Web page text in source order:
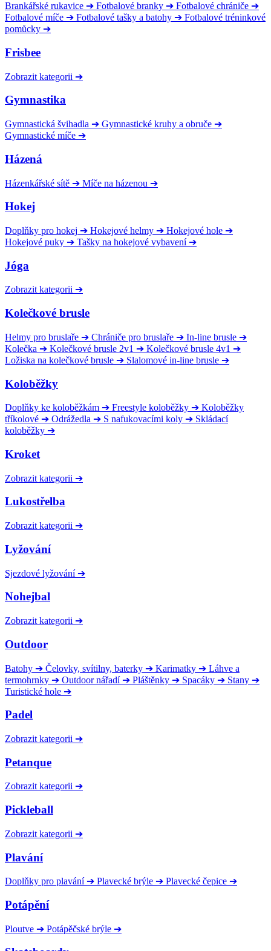
Brankářské rukavice ➔ Fotbalové branky ➔ Fotbalové chrániče ➔
Fotbalové míče ➔ Fotbalové tašky a batohy ➔ Fotbalové tréninkové
pomůcky ➔
Frisbee
Zobrazit kategorii ➔
Gymnastika
Gymnastická švihadla ➔ Gymnastické kruhy a obruče ➔
Gymnastické míče ➔
Házená
Házenkářské sítě ➔ Míče na házenou ➔
Hokej
Doplňky pro hokej ➔ Hokejové helmy ➔ Hokejové hole ➔
Hokejové puky ➔ Tašky na hokejové vybavení ➔
Jóga
Zobrazit kategorii ➔
Kolečkové brusle
Helmy pro bruslaře ➔ Chrániče pro bruslaře ➔ In-line brusle ➔
Kolečka ➔ Kolečkové brusle 2v1 ➔ Kolečkové brusle 4v1 ➔
Ložiska na kolečkové brusle ➔ Slalomové in-line brusle ➔
Koloběžky
Doplňky ke koloběžkám ➔ Freestyle koloběžky ➔ Koloběžky
tříkolové ➔ Odrážedla ➔ S nafukovacími koly ➔ Skládací
koloběžky ➔
Kroket
Zobrazit kategorii ➔
Lukostřelba
Zobrazit kategorii ➔
Lyžování
Sjezdové lyžování ➔
Nohejbal
Zobrazit kategorii ➔
Outdoor
Batohy ➔ Čelovky, svítilny, baterky ➔ Karimatky ➔ Láhve a
termohrnky ➔ Outdoor nářadí ➔ Pláštěnky ➔ Spacáky ➔ Stany ➔
Turistické hole ➔
Padel
Zobrazit kategorii ➔
Petanque
Zobrazit kategorii ➔
Pickleball
Zobrazit kategorii ➔
Plavání
Doplňky pro plavání ➔ Plavecké brýle ➔ Plavecké čepice ➔
Potápění
Ploutve ➔ Potápěčské brýle ➔